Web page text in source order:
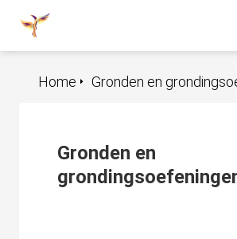
Gronden en
Home
Gronden en